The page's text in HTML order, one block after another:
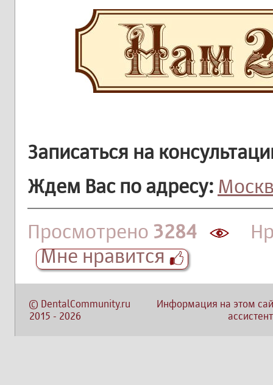
Записаться на
Ждем Вас по адресу:
Просмотрено 3284
Мне нравится
© DentalCommunity.ru
2015 - 2026
Информация на этом